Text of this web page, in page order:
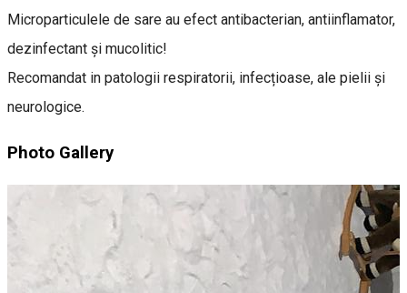
Microparticulele de sare au efect antibacterian, antiinflamator,
dezinfectant și mucolitic!
Recomandat in patologii respiratorii, infecțioase, ale pielii și
neurologice.
Photo Gallery